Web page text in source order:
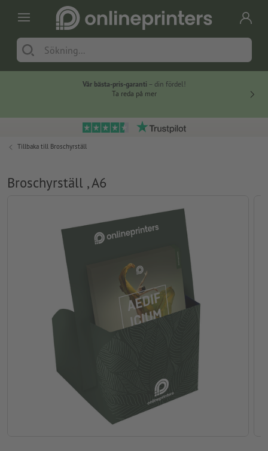
Vår bästa-pris-garanti – din fördel!
Ta reda på mer
Tillbaka till Broschyrställ
Broschyrställ , A6